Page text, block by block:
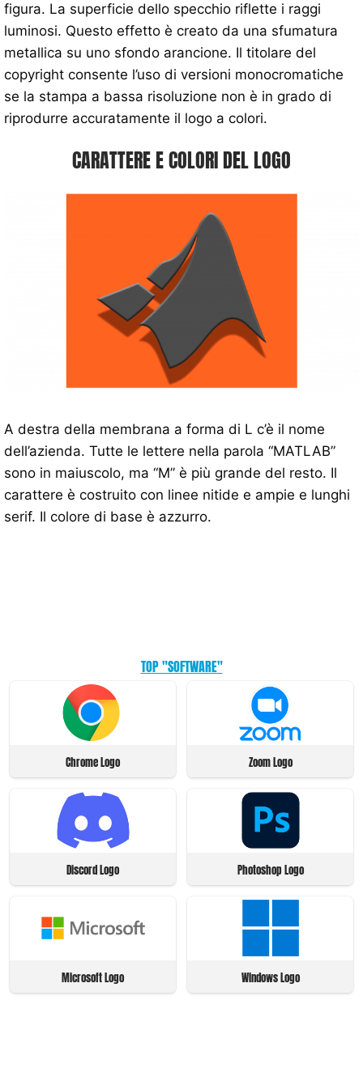
figura. La superficie dello specchio riflette i raggi
luminosi. Questo effetto è creato da una sfumatura
metallica su uno sfondo arancione. Il titolare del
copyright consente l’uso di versioni monocromatiche
se la stampa a bassa risoluzione non è in grado di
riprodurre accuratamente il logo a colori.
CARATTERE E COLORI DEL LOGO
A destra della membrana a forma di L c’è il nome
dell’azienda. Tutte le lettere nella parola “MATLAB”
sono in maiuscolo, ma “M” è più grande del resto. Il
carattere è costruito con linee nitide e ampie e lunghi
serif. Il colore di base è azzurro.
TOP "SOFTWARE"
Chrome Logo Zoom Logo
Discord Logo Photoshop Logo
Microsoft Logo Windows Logo